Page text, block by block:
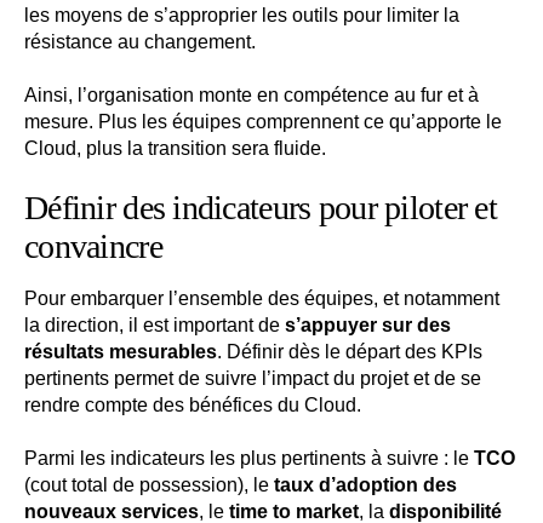
les moyens de s’approprier les outils pour limiter la
résistance au changement.
Ainsi, l’organisation monte en compétence au fur et à
mesure. Plus les équipes comprennent ce qu’apporte le
Cloud, plus la transition sera fluide.
Définir des indicateurs pour piloter et
convaincre
Pour embarquer l’ensemble des équipes, et notamment
la direction, il est important de s’appuyer sur des
résultats mesurables. Définir dès le départ des KPIs
pertinents permet de suivre l’impact du projet et de se
rendre compte des bénéfices du Cloud.
Parmi les indicateurs les plus pertinents à suivre : le TCO
(cout total de possession), le taux d’adoption des
nouveaux services, le time to market, la disponibilité